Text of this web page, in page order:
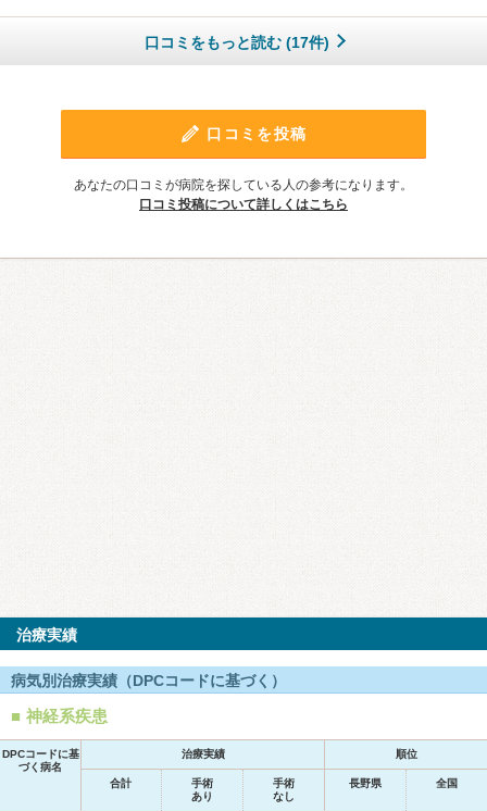
口コミをもっと読む (17件)
口コミを投稿
あなたの口コミが病院を探している人の参考になります。
口コミ投稿について詳しくはこちら
治療実績
病気別治療実績（DPCコードに基づく）
神経系疾患
DPCコードに基
づく病名
治療実績 順位
合計
手術
あり
手術
なし
長野県 全国